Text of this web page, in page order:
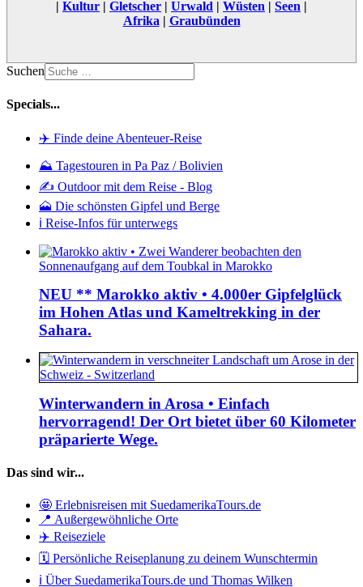
| Kultur | Gletscher | Urwald | Wüsten | Seen |
Afrika | Graubünden
Suchen
Specials...
✈️ Finde deine Abenteuer-Reise
⛰️ Tagestouren in Pa Paz / Bolivien
✍️ Outdoor mit dem Reise - Blog
🗻 Die schönsten Gipfel und Berge
ℹ️ Reise-Infos für unterwegs
NEU ** Marokko aktiv • 4.000er Gipfelglück
im Hohen Atlas und Kameltrekking in der
Sahara.
Winterwandern in Arosa • Einfach
hervorragend! Der Ort bietet über 60 Kilometer
präparierte Wege.
Das sind wir...
🤩 Erlebnisreisen mit SuedamerikaTours.de
📍 Außergewöhnliche Orte
✈️ Reiseziele
🗓️ Persönliche Reiseplanung zu deinem Wunschtermin
ℹ️ Über SuedamerikaTours.de und Thomas Wilken